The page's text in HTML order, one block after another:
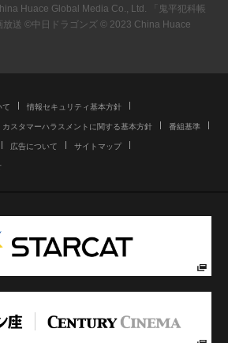
Huace Global Media Co., Ltd. 「鬼平犯科帳
送 ©中日ドラゴンズ © 2023 China Huace
て 情報セキュリティ基本方針
カスタマーハラスメントに関する基本方針 番組基準
広告について サイトマップ